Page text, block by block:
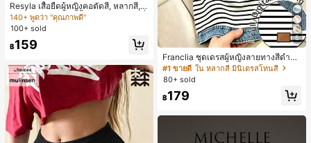
Resyla เสื้อยืดผู้หญิงคอตัดสี, หลากสี, ล
ายพิมพ์แมวน่ารัก, เสื้อสำหรับออกไปเที่
ยวฤดูร้อน, ดีไซน์กราฟิก, ความรู้สึกพรีเ
จำวัน, กลางแจ้ง, ช้อปปิ้ง, การเดินทาง
140+ พูดว่า "คุณภาพดี"
100+ sold
฿159 5
Franclia ชุดเดรสผู้หญิงลายทางสีดำขา
วแบบแพตช์เวิร์กเอฟเฟกต์เดนิม สำหรั
บฤดูร้อน รุ่นใหม่ พิมพ์ดิจิทัลลายทางแบ
บไม่เดนิม ดีไซน์นิช แขนสั้น
#1 ขายดี ใน หลากสี มินิเดรสโทนสี
80+ sold
฿179